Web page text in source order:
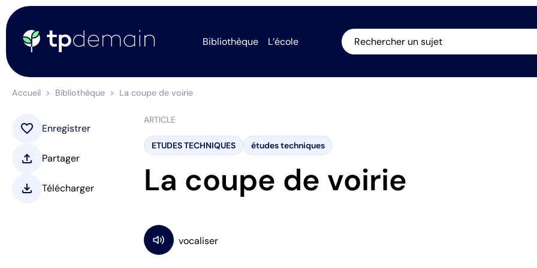
Bibliothèque L’école Rechercher un sujet
Accueil Bibliothèque La coupe de voirie
ARTICLE
ETUDES TECHNIQUES études techniques
La coupe de voirie
favorite Enregistrer
upload Partager
download Télécharger